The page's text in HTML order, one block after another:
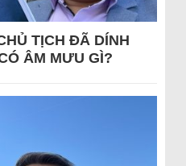
TỊCH ĐÃ DÍNH
ÂM MƯU GÌ?